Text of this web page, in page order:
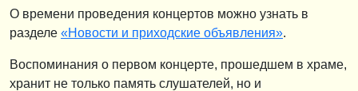
О времени проведения концертов можно узнать в
разделе «Новости и приходские объявления».
Воспоминания о первом концерте, прошедшем в храме,
хранит не только память слушателей, но и